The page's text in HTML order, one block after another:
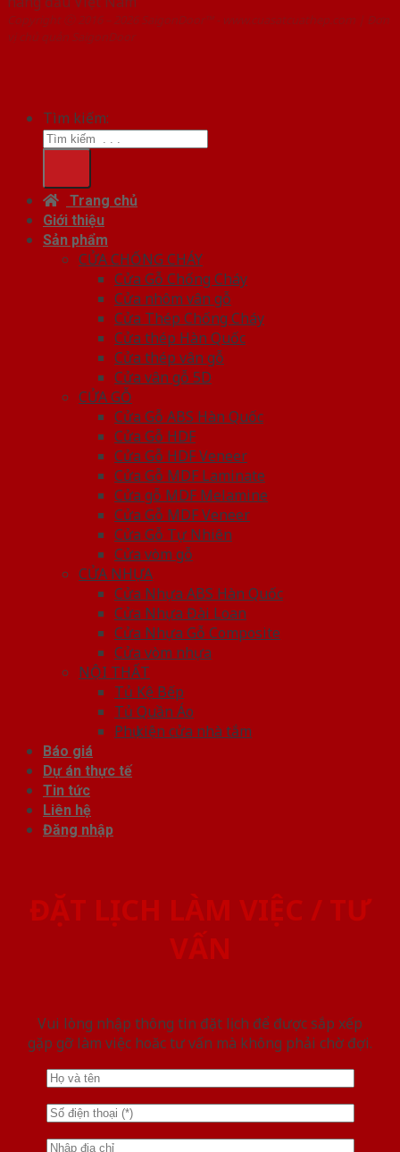
Copyright ⓒ 2016 – 2026 SaigonDoor™ - www.cuasatcuathep.com | Đơn
vị chủ quản SaigonDoor
Tìm kiếm:
Trang chủ
Giới thiệu
Sản phẩm
CỬA CHỐNG CHÁY
Cửa Gỗ Chống Cháy
Cửa nhôm vân gỗ
Cửa Thép Chống Cháy
Cửa thép Hàn Quốc
Cửa thép vân gỗ
Cửa vân gỗ 5D
CỬA GỖ
Cửa Gỗ ABS Hàn Quốc
Cửa Gỗ HDF
Cửa Gỗ HDF Veneer
Cửa Gỗ MDF Laminate
Cửa gỗ MDF Melamine
Cửa Gỗ MDF Veneer
Cửa Gỗ Tự Nhiên
Cửa vòm gỗ
CỬA NHỰA
Cửa Nhựa ABS Hàn Quốc
Cửa Nhựa Đài Loan
Cửa Nhựa Gỗ Composite
Cửa vòm nhựa
NỘI THẤT
Tủ Kệ Bếp
Tủ Quần Áo
Phụ kiện cửa nhà tắm
Báo giá
Dự án thực tế
Tin tức
Liên hệ
Đăng nhập
ĐẶT LỊCH LÀM VIỆC / TƯ
VẤN
Vui lòng nhập thông tin đặt lịch để được sắp xếp
gặp gỡ làm việc hoăc tư vấn mà không phải chờ đợi.